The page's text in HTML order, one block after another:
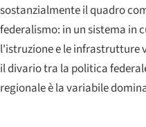
sostanzialmente il quadro
federalismo: in un sistema in
l'istruzione e le infrastrutture
il divario tra la politica
regionale è la variabile